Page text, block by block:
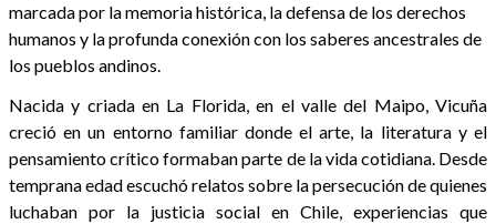
marcada por la memoria histórica, la defensa de los derechos
humanos y la profunda conexión con los saberes ancestrales de
los pueblos andinos.
Nacida y criada en La Florida, en el valle del Maipo, Vicuña
creció en un entorno familiar donde el arte, la literatura y el
pensamiento crítico formaban parte de la vida cotidiana. Desde
temprana edad escuchó relatos sobre la persecución de quienes
luchaban por la justicia social en Chile, experiencias que